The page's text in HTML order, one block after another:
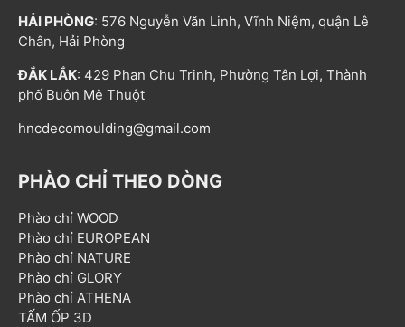
HẢI PHÒNG: 576 Nguyễn Văn Linh, Vĩnh Niệm, quận Lê
Chân, Hải Phòng
ĐẮK LẮK: 429 Phan Chu Trinh, Phường Tân Lợi, Thành
phố Buôn Mê Thuột
hncdecomoulding@gmail.com
PHÀO CHỈ THEO DÒNG
Phào chỉ WOOD
Phào chỉ EUROPEAN
Phào chỉ NATURE
Phào chỉ GLORY
Phào chỉ ATHENA
TẤM ỐP 3D